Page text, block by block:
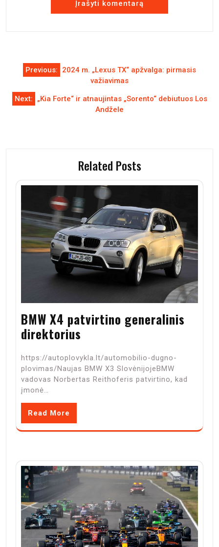
Navigacija
tarp
įrašų
Previous:
2024 m. „Lexus TX“ apžvalga: pirmasis
važiavimas
Next:
„Kia Forte“ ir atnaujintas „Sorento“ debiutuos Los
Andžele
Related Posts
BMW X4 patvirtino generalinis
direktorius
https://autoplovykla.lt/automobilio-dugno-
plovimas/Naujas BMW X3 SlovėnijojeBMW
vadovas Norbertas Reithoferis patvirtino, kad
įmonė…
Read More